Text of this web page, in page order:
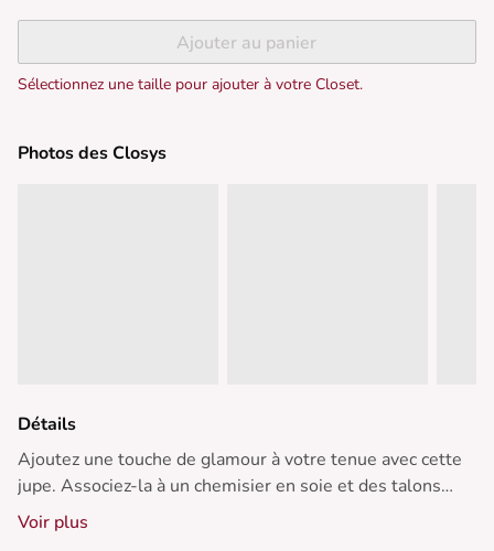
Ajouter au panier
Sélectionnez une taille pour ajouter à votre Closet.
Photos des Closys
Détails
Ajoutez une touche de glamour à votre tenue avec cette
jupe. Associez-la à un chemisier en soie et des talons
pour une élégance intemporelle. Parfaite en toute saison.
Voir plus